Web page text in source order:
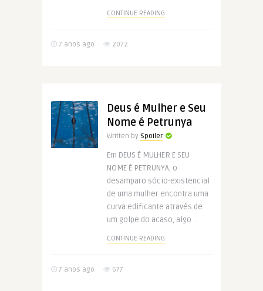
CONTINUE READING
7 anos ago 2072
Deus é Mulher e Seu
Nome é Petrunya
Written by Spoiler
Em DEUS É MULHER E SEU
NOME É PETRUNYA, o
desamparo sócio-existencial
de uma mulher encontra uma
curva edificante através de
um golpe do acaso, algo ..
CONTINUE READING
7 anos ago 677